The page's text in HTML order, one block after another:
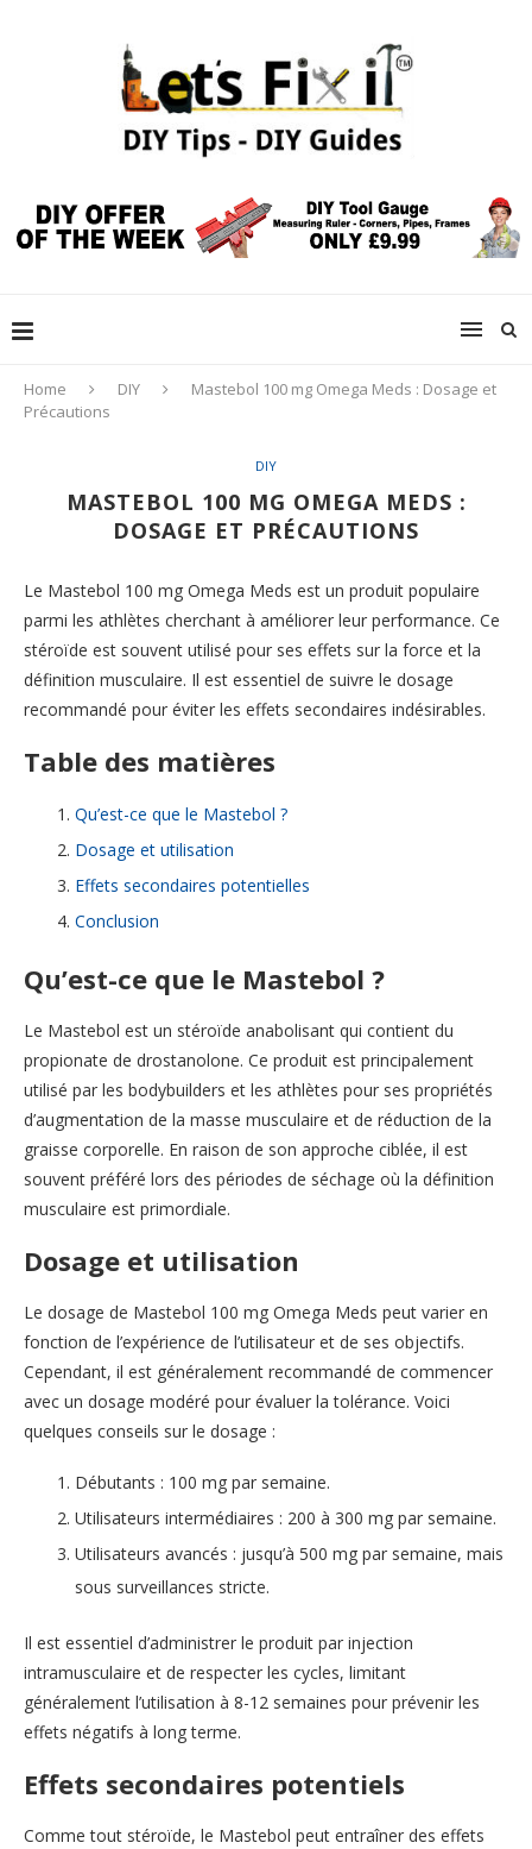
Home DIY
Mastebol 100 mg Omega Meds : Dosage et
Précautions
DIY
MASTEBOL 100 MG OMEGA MEDS :
DOSAGE ET PRÉCAUTIONS
Le Mastebol 100 mg Omega Meds est un produit populaire
parmi les athlètes cherchant à améliorer leur performance. Ce
stéroïde est souvent utilisé pour ses effets sur la force et la
définition musculaire. Il est essentiel de suivre le dosage
recommandé pour éviter les effets secondaires indésirables.
Table des matières
Qu’est-ce que le Mastebol ?
Dosage et utilisation
Effets secondaires potentielles
Conclusion
Qu’est-ce que le Mastebol ?
Le Mastebol est un stéroïde anabolisant qui contient du
propionate de drostanolone. Ce produit est principalement
utilisé par les bodybuilders et les athlètes pour ses propriétés
d’augmentation de la masse musculaire et de réduction de la
graisse corporelle. En raison de son approche ciblée, il est
souvent préféré lors des périodes de séchage où la définition
musculaire est primordiale.
Dosage et utilisation
Le dosage de Mastebol 100 mg Omega Meds peut varier en
fonction de l’expérience de l’utilisateur et de ses objectifs.
Cependant, il est généralement recommandé de commencer
avec un dosage modéré pour évaluer la tolérance. Voici
quelques conseils sur le dosage :
Débutants : 100 mg par semaine.
Utilisateurs intermédiaires : 200 à 300 mg par semaine.
Utilisateurs avancés : jusqu’à 500 mg par semaine, mais
sous surveillances stricte.
Il est essentiel d’administrer le produit par injection
intramusculaire et de respecter les cycles, limitant
généralement l’utilisation à 8-12 semaines pour prévenir les
effets négatifs à long terme.
Effets secondaires potentiels
Comme tout stéroïde, le Mastebol peut entraîner des effets